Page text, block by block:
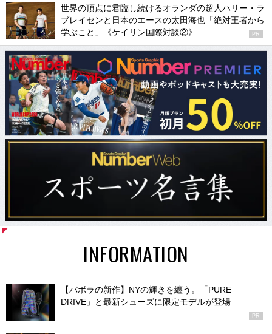
世界の頂点に君臨し続けるオランダの超人ハリー・ラ
ブレイセンと日本のエースの太田海也「絶対王者から
学ぶこと」《ケイリン国際対談②》
PR
INFORMATION
【バボラの新作】NYの輝きを纏う。「PURE
DRIVE」と最新シューズに限定モデルが登場
PR